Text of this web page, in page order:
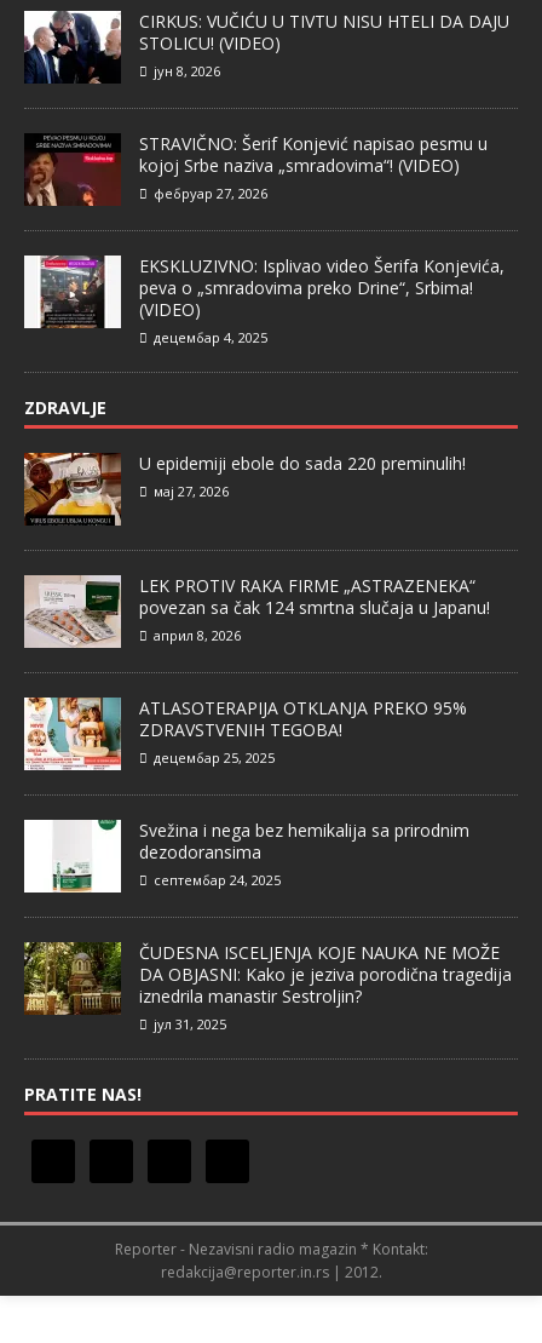
CIRKUS: VUČIĆU U TIVTU NISU HTELI DA DAJU
STOLICU! (VIDEO)
јун 8, 2026
STRAVIČNO: Šerif Konjević napisao pesmu u
kojoj Srbe naziva „smradovima“! (VIDEO)
фебруар 27, 2026
EKSKLUZIVNO: Isplivao video Šerifa Konjevića,
peva o „smradovima preko Drine“, Srbima!
(VIDEO)
децембар 4, 2025
ZDRAVLJE
U epidemiji ebole do sada 220 preminulih!
мај 27, 2026
LEK PROTIV RAKA FIRME „ASTRAZENEKA“
povezan sa čak 124 smrtna slučaja u Japanu!
април 8, 2026
ATLASOTERAPIJA OTKLANJA PREKO 95%
ZDRAVSTVENIH TEGOBA!
децембар 25, 2025
Svežina i nega bez hemikalija sa prirodnim
dezodoransima
септембар 24, 2025
ČUDESNA ISCELJENJA KOJE NAUKA NE MOŽE
DA OBJASNI: Kako je jeziva porodična tragedija
iznedrila manastir Sestroljin?
јул 31, 2025
PRATITE NAS!
Reporter - Nezavisni radio magazin * Kontakt:
redakcija@reporter.in.rs | 2012.